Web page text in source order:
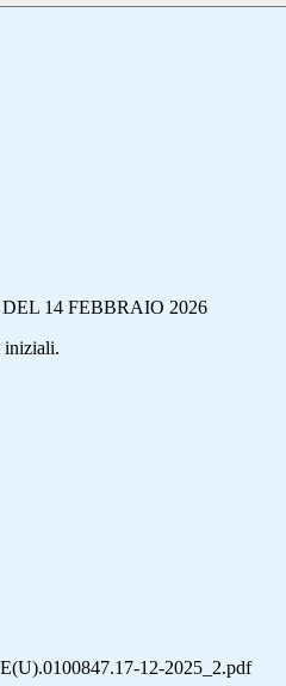
14 FEBBRAIO 2026
iniziali.
12-2025_2.pdf